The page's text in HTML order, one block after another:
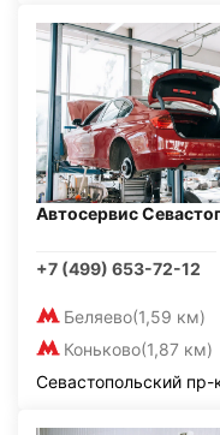
Автосервис
+7 (499) 653-72-12
Беляево(1,59 км)
Коньково(1,87 км)
Севастопольский пр-